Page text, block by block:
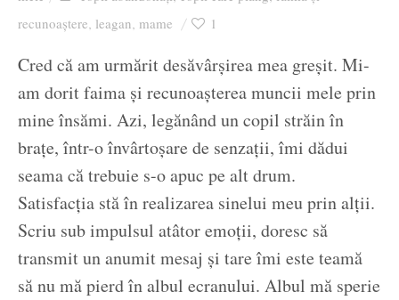
Ziua culorii
recunoaștere, leagan, mame 1
Cred că am urmărit desăvârșirea mea greșit. Mi-
am dorit faima și recunoașterea muncii mele prin
mine însămi. Azi, legănând un copil străin în
brațe, într-o învârtoșare de senzații, îmi dădui
seama că trebuie s-o apuc pe alt drum.
Satisfacția stă în realizarea sinelui meu prin alții.
Scriu sub impulsul atâtor emoții, doresc să
transmit un anumit mesaj și tare îmi este teamă
să nu mă pierd în albul ecranului. Albul mă sperie